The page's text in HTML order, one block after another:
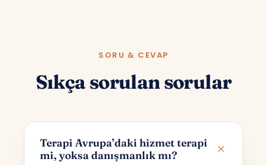
SORU & CEVAP
Sıkça sorulan sorular
Terapi Avrupa’daki hizmet terapi
mi, yoksa danışmanlık mı?